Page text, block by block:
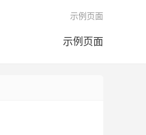
示例页面
示例页面